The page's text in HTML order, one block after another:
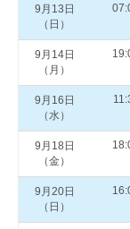
9月13日
（日）
9月14日
（月）
9月16日
（水）
9月18日
（金）
9月20日
（日）